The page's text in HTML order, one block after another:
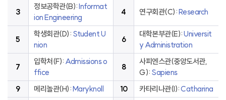
3
정보공학관(B):Informat
ion Engineering
4 연구회관(C):Research
5
학생회관(D): Student U
nion
6
대학본부관(E):Universit
y Administration
7
입학처(F): Admissions o
ffice
8
사피엔스관(중앙도서관,
G): Sapiens
9
메리놀관(H):Maryknoll 10 카타리나관(I):Catharina